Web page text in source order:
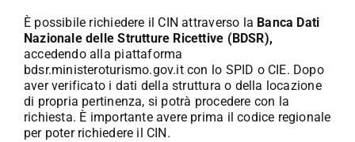
È possibile richiedere il CIN attraverso la Banca Dati
Nazionale delle Strutture Ricettive (BDSR),
accedendo alla piattaforma
bdsr.ministeroturismo.gov.it con lo SPID o CIE. Dopo
aver verificato i dati della struttura o della locazione
di propria pertinenza, si potrà procedere con la
richiesta. È importante avere prima il codice regionale
per poter richiedere il CIN.